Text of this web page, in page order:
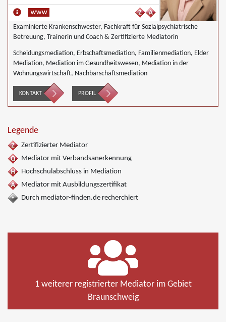
Examinierte Krankenschwester, Fachkraft für Sozialpsychiatrische
Betreuung, Trainerin und Coach & Zertifizierte Mediatorin
Scheidungsmediation, Erbschaftsmediation, Familienmediation, Elder
Mediation, Mediation im Gesundheitswesen, Mediation in der
Wohnungswirtschaft, Nachbarschaftsmediation
KONTAKT PROFIL
Legende
Zertifizierter Mediator
Mediator mit Verbandsanerkennung
Hochschulabschluss in Mediation
Mediator mit Ausbildungszertifikat
Durch mediator-finden.de recherchiert
1 weiterer registrierter Mediator im Gebiet
Braunschweig